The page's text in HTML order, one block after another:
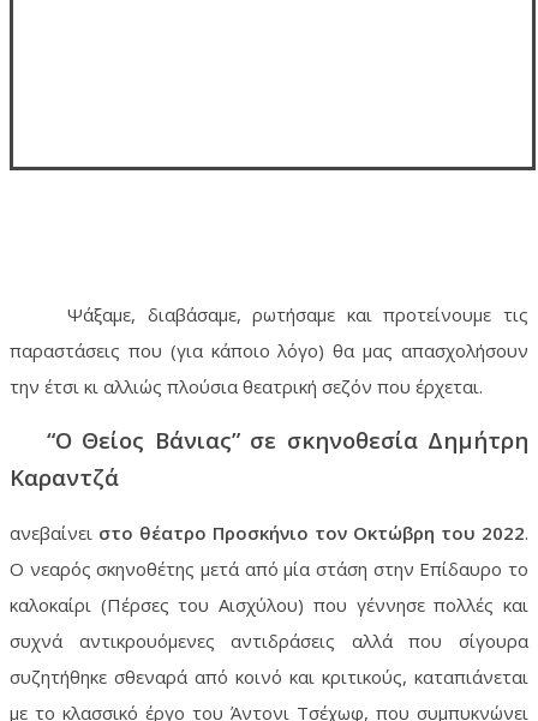
Ψάξαμε, διαβάσαμε, ρωτήσαμε και προτείνουμε τις
παραστάσεις που (για κάποιο λόγο) θα μας απασχολήσουν
την έτσι κι αλλιώς πλούσια θεατρική σεζόν που έρχεται.
“Ο Θείος Βάνιας” σε σκηνοθεσία Δημήτρη
Καραντζά
ανεβαίνει στο θέατρο Προσκήνιο τον Οκτώβρη του 2022.
Ο νεαρός σκηνοθέτης μετά από μία στάση στην Επίδαυρο το
καλοκαίρι (Πέρσες του Αισχύλου) που γέννησε πολλές και
συχνά αντικρουόμενες αντιδράσεις αλλά που σίγουρα
συζητήθηκε σθεναρά από κοινό και κριτικούς, καταπιάνεται
με το κλασσικό έργο του Άντονι Τσέχωφ, που συμπυκνώνει